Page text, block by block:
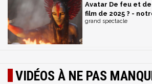
Avatar De feu et
film de 2025 ? -
grand spectacle
VIDÉOS À NE PAS